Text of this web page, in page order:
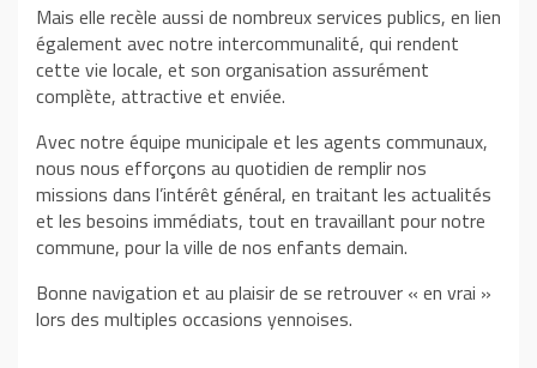
Mais elle recèle aussi de nombreux services publics, en lien
également avec notre intercommunalité, qui rendent
cette vie locale, et son organisation assurément
complète, attractive et enviée.
Avec notre équipe municipale et les agents communaux,
nous nous efforçons au quotidien de remplir nos
missions dans l’intérêt général, en traitant les actualités
et les besoins immédiats, tout en travaillant pour notre
commune, pour la ville de nos enfants demain.
Bonne navigation et au plaisir de se retrouver « en vrai »
lors des multiples occasions yennoises.